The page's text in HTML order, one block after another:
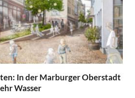
In der Marburger Oberstadt
Wasser